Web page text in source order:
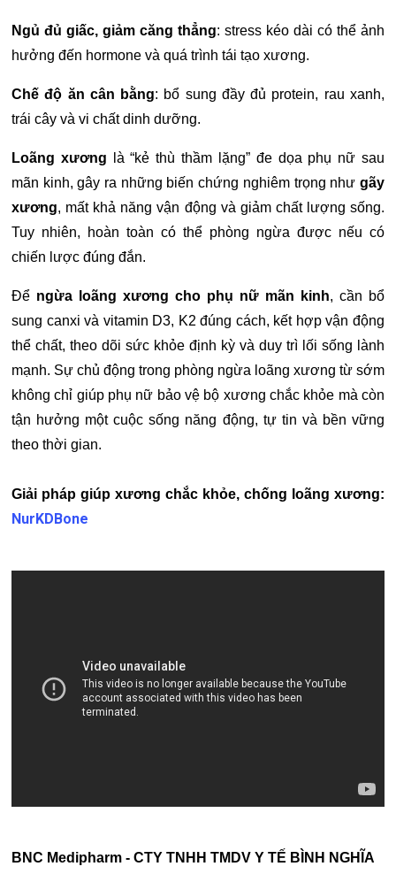
Ngủ đủ giấc, giảm căng thẳng: stress kéo dài có thể ảnh
hưởng đến hormone và quá trình tái tạo xương.
Chế độ ăn cân bằng: bổ sung đầy đủ protein, rau xanh,
trái cây và vi chất dinh dưỡng.
Loãng xương là “kẻ thù thầm lặng” đe dọa phụ nữ sau
mãn kinh, gây ra những biến chứng nghiêm trọng như gãy
xương, mất khả năng vận động và giảm chất lượng sống.
Tuy nhiên, hoàn toàn có thể phòng ngừa được nếu có
chiến lược đúng đắn.
Để ngừa loãng xương cho phụ nữ mãn kinh, cần bổ
sung canxi và vitamin D3, K2 đúng cách, kết hợp vận động
thể chất, theo dõi sức khỏe định kỳ và duy trì lối sống lành
mạnh. Sự chủ động trong phòng ngừa loãng xương từ sớm
không chỉ giúp phụ nữ bảo vệ bộ xương chắc khỏe mà còn
tận hưởng một cuộc sống năng động, tự tin và bền vững
theo thời gian.
Giải pháp giúp xương chắc khỏe, chống loãng xương:
NurKDBone
BNC Medipharm - CTY TNHH TMDV Y TẾ BÌNH NGHĨA